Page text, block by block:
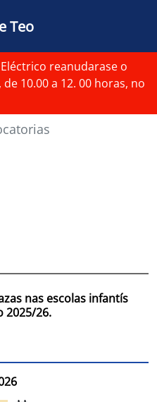
Teo
reanudarase o
10.00 a 12. 00 horas, no
nas escolas infantís
2025/26.